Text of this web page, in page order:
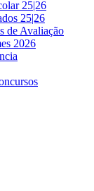
25|26
25|26
de Avaliação
2026